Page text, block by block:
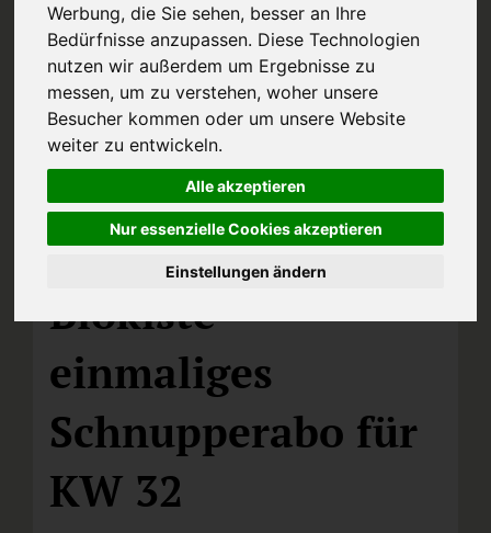
Werbung, die Sie sehen, besser an Ihre
Bedürfnisse anzupassen. Diese Technologien
nutzen wir außerdem um Ergebnisse zu
messen, um zu verstehen, woher unsere
Besucher kommen oder um unsere Website
weiter zu entwickeln.
Alle akzeptieren
Nur essenzielle Cookies akzeptieren
Einstellungen ändern
Das ist diese Woche drin...
110, enthält 2 Gemüse-, 2 Rohkostgemüse-, 3
Biokiste
einmaliges
Schnupperabo für
KW 32